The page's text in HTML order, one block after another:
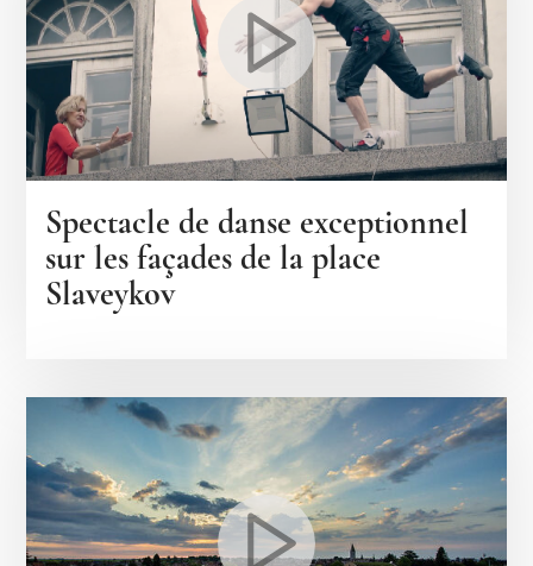
Spectacle de danse exceptionnel
sur les façades de la place
Slaveykov